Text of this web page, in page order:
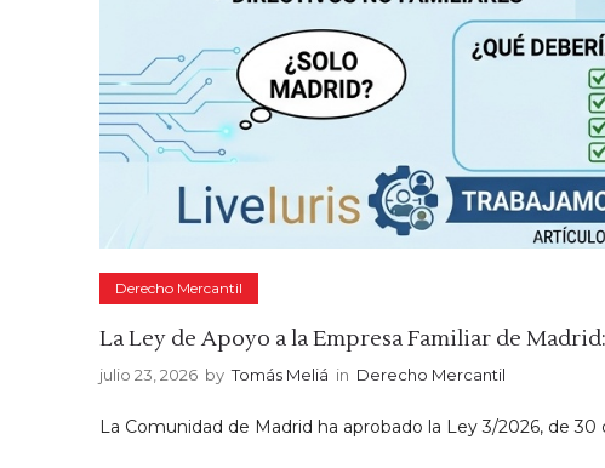
Derecho Mercantil
La Ley de Apoyo a la Empresa Familiar de
julio 23, 2026 by Tomás Meliá in Derecho Mercantil
La Comunidad de Madrid ha aprobado la Ley 3/2026, de